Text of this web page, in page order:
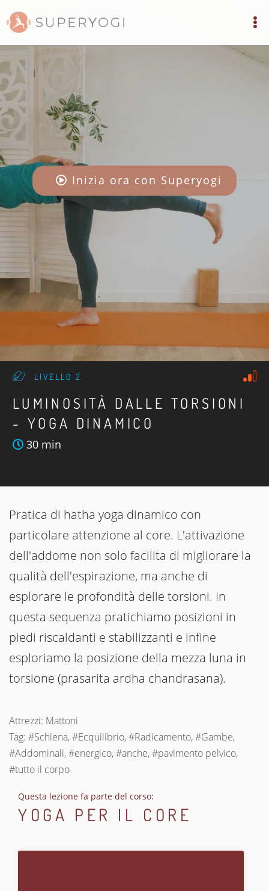
Inizia ora con Superyogi
LIVELLO 2
LUMINOSITÀ DALLE TORSIONI
- YOGA DINAMICO
30 min
Pratica di hatha yoga dinamico con
particolare attenzione al core. L'attivazione
dell'addome non solo facilita di migliorare la
qualità dell'espirazione, ma anche di
esplorare le profondità delle torsioni. In
questa sequenza pratichiamo posizioni in
piedi riscaldanti e stabilizzanti e infine
esploriamo la posizione della mezza luna in
torsione (prasarita ardha chandrasana).
Attrezzi: Mattoni
Tag: #Schiena, #Ecquilibrio, #Radicamento, #Gambe,
#Addominali, #energico, #anche, #pavimento pelvico,
#tutto il corpo
Questa lezione fa parte del corso:
YOGA PER IL CORE